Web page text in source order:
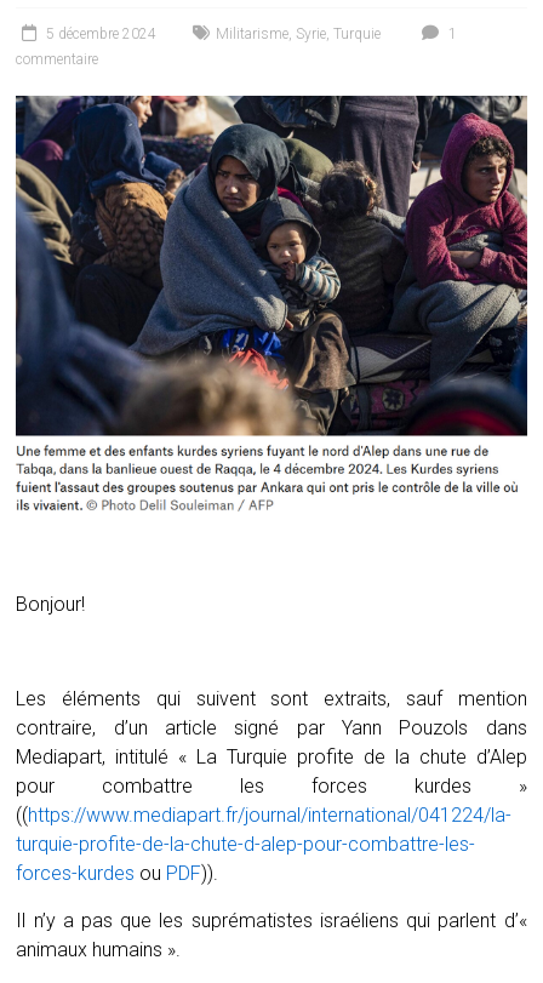
5 décembre 2024 Militarisme Syrie ,Turquie
1
commentaire
Bonjour!
Les éléments qui suivent sont extraits, sauf mention
contraire, d’un article signé par Yann Pouzols dans
Mediapart, intitulé « La Turquie profite de la chute d’Alep
pour combattre les forces kurdes »
((https://www.mediapart.fr/journal/international/041224/la-
turquie-profite-de-la-chute-d-alep-pour-combattre-les-
forces-kurdes ou PDF)).
Il n’y a pas que les suprématistes israéliens qui parlent d’«
animaux humains ».